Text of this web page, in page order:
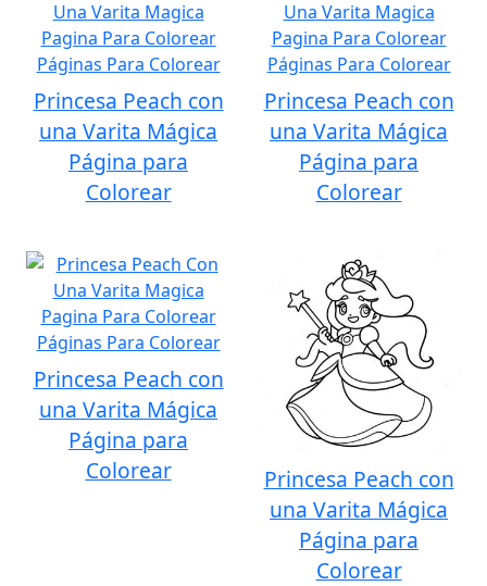
Princesa Peach con
una Varita Mágica
Página para
Colorear
Princesa Peach con
una Varita Mágica
Página para
Colorear
Princesa Peach con
una Varita Mágica
Página para
Colorear
Princesa Peach con
una Varita Mágica
Página para
Colorear